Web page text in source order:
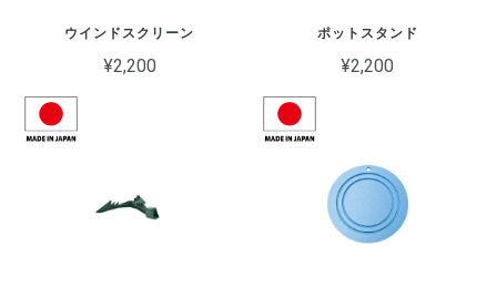
ウインドスクリーン
¥2,200
ポットスタンド
¥2,200